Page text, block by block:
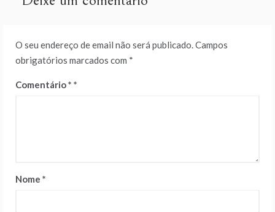
O seu endereço de email não será publicado.Campos
obrigatórios marcados com *
Comentário*
Nome *